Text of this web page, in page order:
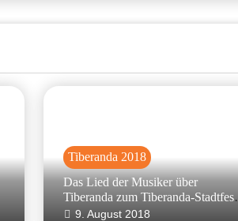
Tiberanda 2018
Das Lied der Musiker über
Tiberanda zum Tiberanda-Stadtfest
vom 04. August 2018
9. August 2018